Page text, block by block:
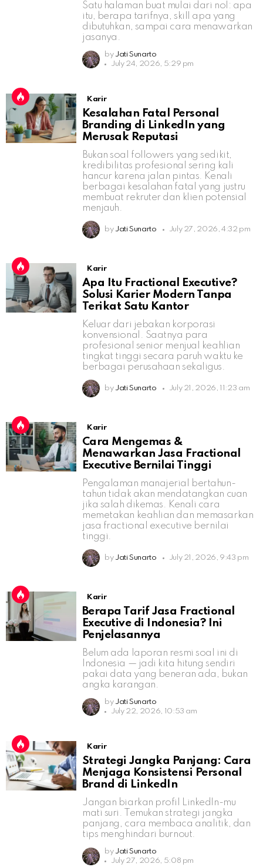
Satu halaman buat mulai dari nol: apa
itu, berapa tarifnya, skill apa yang
dibutuhkan, sampai cara menawarkan
jasanya.
by Jati Sunarto
July 24, 2026, 5:29 pm
Karir
Kesalahan Fatal Personal
Branding di LinkedIn yang
Merusak Reputasi
Bukan soal followers yang sedikit,
kredibilitas profesional sering kali
hancur karena jalan pintas. Kenali
berbagai kesalahan fatal yang justru
membuat rekruter dan klien potensial
menjauh.
by Jati Sunarto July 27, 2026, 4:32 pm
Karir
Apa Itu Fractional Executive?
Solusi Karier Modern Tanpa
Terikat Satu Kantor
Keluar dari jebakan korporasi
konvensional. Saatnya para
profesional senior menjual keahlian
tingkat tinggi secara paruh waktu ke
berbagai perusahaan sekaligus.
by Jati Sunarto July 21, 2026, 11:23 am
Karir
Cara Mengemas &
Menawarkan Jasa Fractional
Executive Bernilai Tinggi
Pengalaman manajerial bertahun-
tahun tidak akan mendatangkan cuan
jika salah dikemas. Kenali cara
memetakan keahlian dan memasarkan
jasa fractional executive bernilai
tinggi.
by Jati Sunarto July 21, 2026, 9:43 pm
Karir
Berapa Tarif Jasa Fractional
Executive di Indonesia? Ini
Penjelasannya
Belum ada laporan resmi soal ini di
Indonesia — jadi kita hitung sendiri
pakai data yang beneran ada, bukan
angka karangan.
by Jati Sunarto
July 22, 2026, 10:53 am
Karir
Strategi Jangka Panjang: Cara
Menjaga Konsistensi Personal
Brand di LinkedIn
Jangan biarkan profil LinkedIn-mu
mati suri. Temukan strategi jangka
panjang, cara membaca analitik, dan
tips menghindari burnout.
by Jati Sunarto
July 27, 2026, 5:08 pm